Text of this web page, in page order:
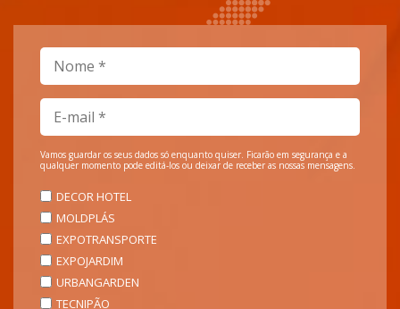
Vamos guardar os seus dados só enquanto quiser. Ficarão em segurança e a
qualquer momento pode editá-los ou deixar de receber as nossas mensagens.
DECOR HOTEL
MOLDPLÁS
EXPOTRANSPORTE
EXPOJARDIM
URBANGARDEN
TECNIPÃO